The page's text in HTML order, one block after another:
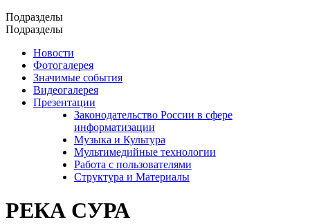
Подразделы
Подразделы
Новости
Фотогалерея
Значимые события
Видеогалерея
Презентации
Законодательство России в сфере
информатизации
Музыка и Культура
Мультимедийные технологии
Работа с пользователями
Структура и Материалы
РЕКА СУРА